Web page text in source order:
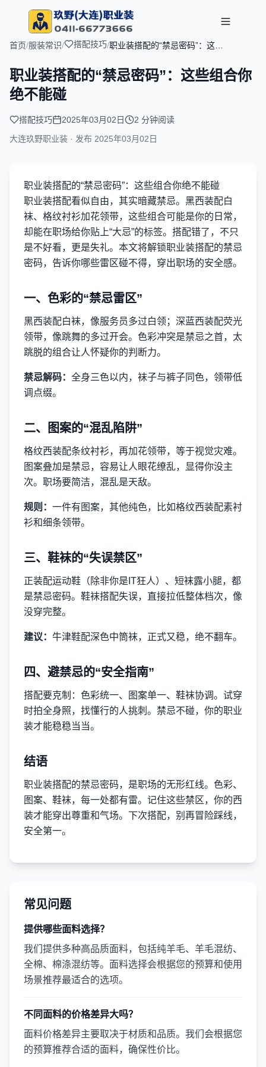
首页/服装常识/ 搭配技巧/职业装搭配的“禁忌密码”：这些
职业装搭配的“禁忌密码”：这些组合你
绝不能碰
搭配技巧 2025年03月02日
2 分钟阅读
大连玖野职业装 · 发布 2025年03月02日
职业装搭配的“禁忌密码”：这些组合你绝不能碰
职业装搭配看似自由，其实暗藏禁忌。黑西装配白
袜、格纹衬衫加花领带，这些组合可能是你的日常，
却能在职场给你贴上“大忌”的标签。搭配错了，不只
是不好看，更是失礼。本文将解锁职业装搭配的禁忌
密码，告诉你哪些雷区碰不得，穿出职场的安全感。
一、色彩的“禁忌雷区”
黑西装配白袜，像服务员多过白领；深蓝西装配荧光
领带，像跳舞的多过开会。色彩冲突是禁忌之首，太
跳脱的组合让人怀疑你的判断力。
禁忌解码： 全身三色以内，袜子与裤子同色，领带低
调点缀。
二、图案的“混乱陷阱”
格纹西装配条纹衬衫，再加花领带，等于视觉灾难。
图案叠加是禁忌，容易让人眼花缭乱，显得你没主
次。职场要简洁，混乱是天敌。
规则： 一件有图案，其他纯色，比如格纹西装配素衬
衫和细条领带。
三、鞋袜的“失误禁区”
正装配运动鞋（除非你是IT狂人）、短袜露小腿，都
是禁忌密码。鞋袜搭配失误，直接拉低整体档次，像
没穿完整。
建议： 牛津鞋配深色中筒袜，正式又稳，绝不翻车。
四、避禁忌的“安全指南”
搭配要克制：色彩统一、图案单一、鞋袜协调。试穿
时拍全身照，找懂行的人挑刺。禁忌不碰，你的职业
装才能稳稳当当。
结语
职业装搭配的禁忌密码，是职场的无形红线。色彩、
图案、鞋袜，每一处都有雷。记住这些禁区，你的西
装才能穿出尊重和气场。下次搭配，别再冒险踩线，
安全第一。
常见问题
提供哪些面料选择？
我们提供多种高品质面料，包括纯羊毛、羊毛混纺、
全棉、棉涤混纺等。面料选择会根据您的预算和使用
场景推荐最适合的选项。
不同面料的价格差异大吗？
面料价格差异主要取决于材质和品质。我们会根据您
的预算推荐合适的面料，确保性价比。